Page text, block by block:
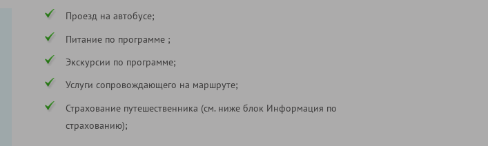
Проезд на автобусе;
Питание по программе ;
Экскурсии по программе;
Услуги сопровождающего на маршруте;
Страхование путешественника (см. ниже блок Информация по
страхованию);